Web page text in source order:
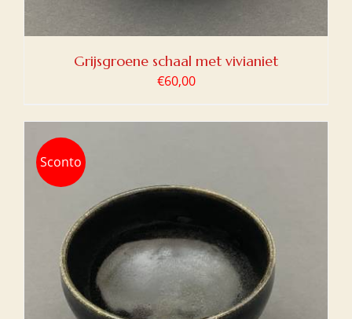
Grijsgroene schaal met vivianiet
€60,00
Sconto